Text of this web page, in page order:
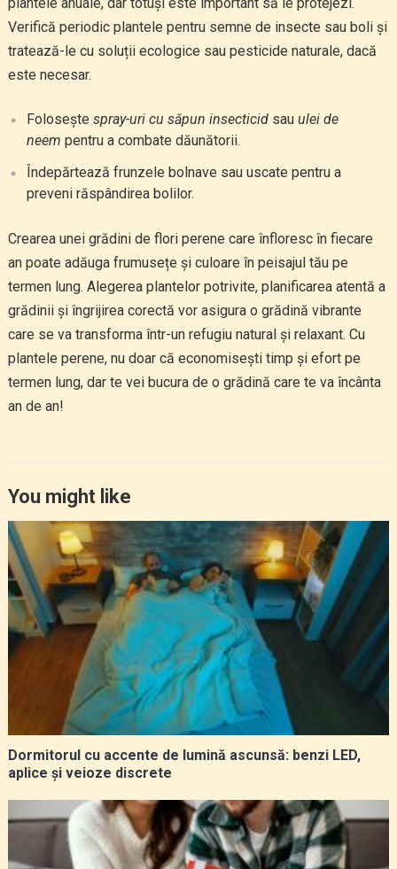
Verifică periodic plantele pentru semne de insecte sau boli și
tratează-le cu soluții ecologice sau pesticide naturale, dacă
este necesar.
Folosește spray-uri cu săpun insecticidsau ulei de
neem pentru a combate dăunătorii.
Îndepărtează frunzele bolnave sau uscate pentru a
preveni răspândirea bolilor.
Crearea unei grădini de flori perene care înfloresc în fiecare
an poate adăuga frumusețe și culoare în peisajul tău pe
termen lung. Alegerea plantelor potrivite, planificarea atentă a
grădinii și îngrijirea corectă vor asigura o grădină vibrante
care se va transforma într-un refugiu natural și relaxant. Cu
plantele perene, nu doar că economisești timp și efort pe
termen lung, dar te vei bucura de o grădină care te va încânta
an de an!
You might like
Dormitorul cu accente de lumină ascunsă: benzi LED,
aplice și veioze discrete